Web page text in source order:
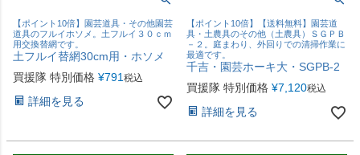
【ポイント10倍】園芸道具・その他園芸
道具のフルイホソメ。土フルイ３０ｃｍ
用交換替網です。
土フルイ替網30cm用・ホソメ
買援隊 特別価格 ¥791 税込
詳細を見る
【ポイント10倍】【送料無料】園芸道
具・土農具のその他（土農具）ＳＧＰＢ
－２。庭まわり、外回りでの清掃作業に
最適です。
千吉・園芸ホーキ大・SGPB-2
買援隊 特別価格 ¥7,120税込
詳細を見る